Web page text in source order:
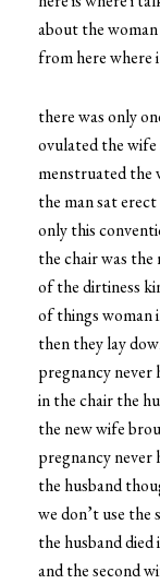
about the
from here where
there was only
ovulated the
menstruated the
the man sat
only this
the chair was
of the dirtiness
of things woman
then they lay
pregnancy never
in the chair the
the new wife
pregnancy never
the husband
we don’t use the
the husband
and the second